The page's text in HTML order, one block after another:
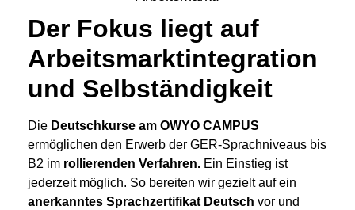
Der Fokus liegt auf
Arbeitsmarktintegration
und Selbständigkeit
Die Deutschkurse am OWYO CAMPUS
ermöglichen den Erwerb der GER-Sprachniveaus bis
B2 im rollierenden Verfahren. Ein Einstieg ist
jederzeit möglich. So bereiten wir gezielt auf ein
anerkanntes Sprachzertifikat Deutsch vor und